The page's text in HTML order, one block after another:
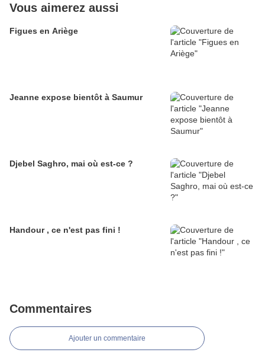
Vous aimerez aussi
Figues en Ariège
Jeanne expose bientôt à Saumur
Djebel Saghro, mai où est-ce ?
Handour , ce n'est pas fini !
Commentaires
Ajouter un commentaire